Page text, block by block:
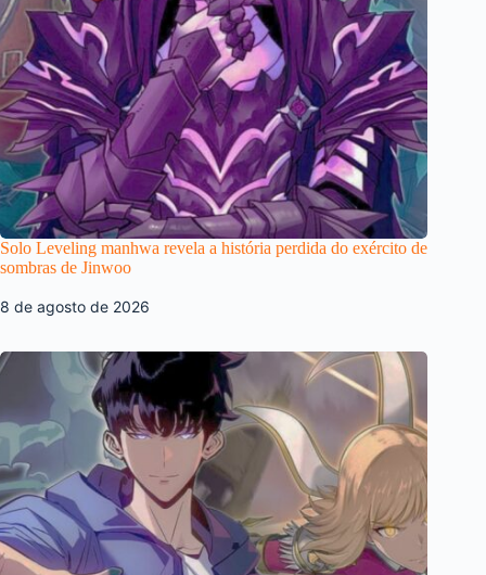
Solo Leveling manhwa revela a história perdida do exército de
sombras de Jinwoo
8 de agosto de 2026